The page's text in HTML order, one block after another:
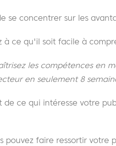
se concentrer sur les
à ce qu'il soit facile à
les compétences en
en seulement 8
ce qui intéresse votre
pouvez faire ressortir votre